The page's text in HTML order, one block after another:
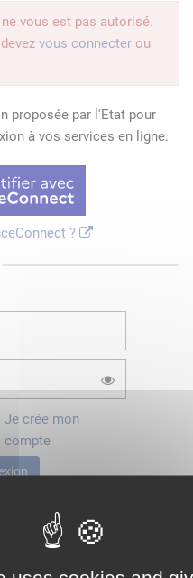
vous est pas autorisé.
vous connecter ou
proposée par l'Etat pour
à vos services en ligne.
?
Je crée mon
compte